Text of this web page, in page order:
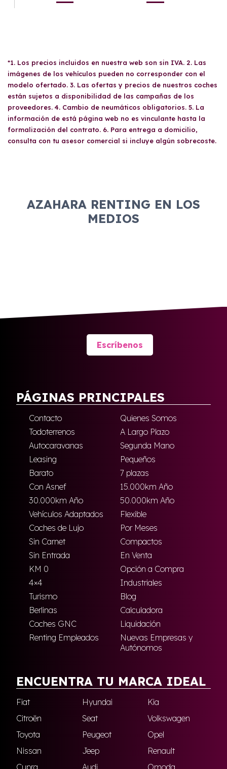
*1. Los precios incluidos en nuestra web son sin IVA. 2. Las
imágenes de los vehículos pueden no corresponder con el
modelo ofertado. 3. Las ofertas y precios de nuestros coches
están sujetos a disponibilidad de las campañas de los
proveedores. 4. Cambio de neumáticos obligatorios. 5. La
información de está página web no es vinculante hasta la
formalización del contrato. 6. Para entrega a domicilio,
consulta con tu asesor comercial si incluye algún sobrecoste.
AZAHARA RENTING EN LOS
MEDIOS
Escríbenos
PÁGINAS PRINCIPALES
Contacto
Quienes Somos
Todoterrenos
A Largo Plazo
Autocaravanas
Segunda Mano
Leasing
Pequeños
Barato
7 plazas
Con Asnef
15.000km Año
30.000km Año
50.000km Año
Vehículos Adaptados
Flexible
Coches de Lujo
Por Meses
Sin Carnet
Compactos
Sin Entrada
En Venta
KM 0
Opción a Compra
4×4
Industriales
Turismo
Blog
Berlinas
Calculadora
Coches GNC
Liquidación
Renting Empleados
Nuevas Empresas y
Autónomos
ENCUENTRA TU MARCA IDEAL
Fiat Hyundai
Kia
Citroën
Seat
Volkswagen
Toyota
Peugeot
Opel
Nissan
Jeep
Renault
Cupra
Audi Omoda